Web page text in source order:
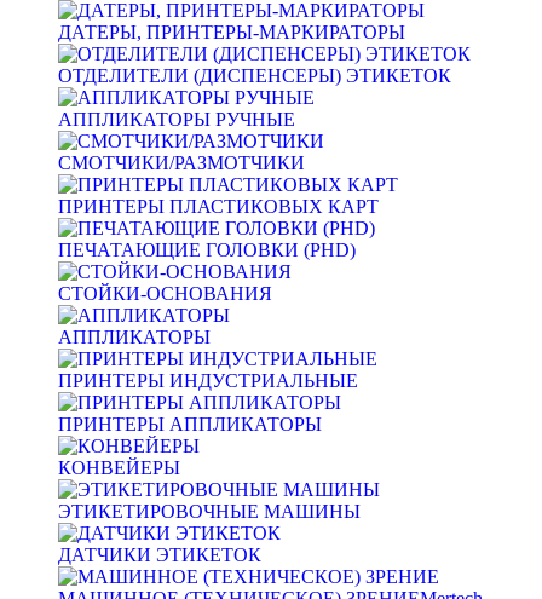
ДАТЕРЫ, ПРИНТЕРЫ-МАРКИРАТОРЫ
ОТДЕЛИТЕЛИ (ДИСПЕНСЕРЫ) ЭТИКЕТОК
АППЛИКАТОРЫ РУЧНЫЕ
СМОТЧИКИ/РАЗМОТЧИКИ
ПРИНТЕРЫ ПЛАСТИКОВЫХ КАРТ
ПЕЧАТАЮЩИЕ ГОЛОВКИ (PHD)
СТОЙКИ-ОСНОВАНИЯ
АППЛИКАТОРЫ
ПРИНТЕРЫ ИНДУСТРИАЛЬНЫЕ
ПРИНТЕРЫ АППЛИКАТОРЫ
КОНВЕЙЕРЫ
ЭТИКЕТИРОВОЧНЫЕ МАШИНЫ
ДАТЧИКИ ЭТИКЕТОК